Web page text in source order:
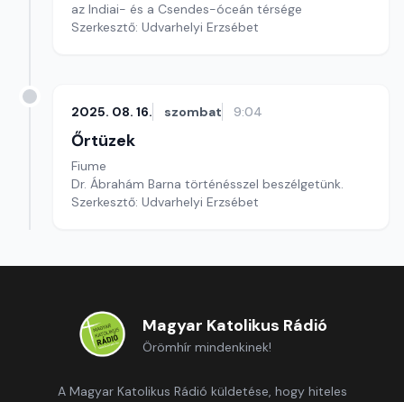
az Indiai- és a Csendes-óceán térsége
Szerkesztő: Udvarhelyi Erzsébet
2025. 08. 16. szombat 9:04
Őrtüzek
Fiume
Dr. Ábrahám Barna történésszel beszélgetünk.
Szerkesztő: Udvarhelyi Erzsébet
Magyar Katolikus Rádió
Örömhír mindenkinek!
A Magyar Katolikus Rádió küldetése, hogy hiteles